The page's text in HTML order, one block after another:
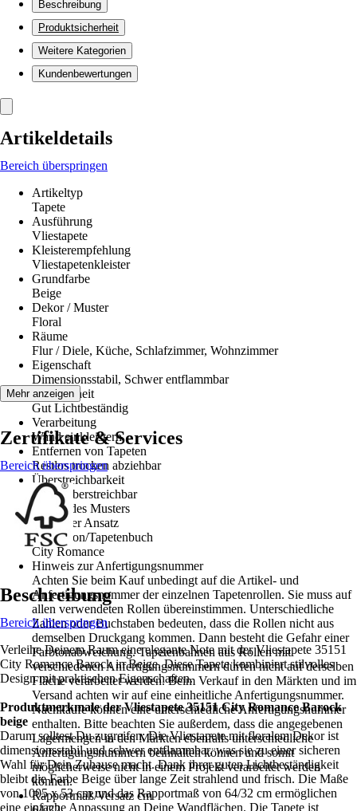
Beschreibung
Produktsicherheit
Weitere Kategorien
Kundenbewertungen
Artikeldetails
Bereich überspringen
Artikeltyp
Tapete
Ausführung
Vliestapete
Kleisterempfehlung
Vliestapetenkleister
Grundfarbe
Beige
Dekor / Muster
Floral
Räume
Flur / Diele, Küche, Schlafzimmer, Wohnzimmer
Eigenschaft
Dimensionsstabil, Schwer entflammbar
Farbechtheit
Gut Lichtbeständig
Verarbeitung
Wand einkleistern
Entfernen von Tapeten
Restlos trocken abziehbar
Überstreichbarkeit
Nicht Überstreichbar
Ansatz des Musters
Versetzter Ansatz
Kollektion/Tapetenbuch
City Romance
Hinweis zur Anfertigungsnummer
Achten Sie beim Kauf unbedingt auf die Artikel- und
Anfertigungsnummer der einzelnen Tapetenrollen. Sie muss auf
allen verwendeten Rollen übereinstimmen. Unterschiedliche
Zahlen oder Buchstaben bedeuten, dass die Rollen nicht aus
demselben Druckgang kommen. Dann besteht die Gefahr einer
Farbtonabweichung. Tapetenbahnen aus Rollen mit
verschiedenen Anfertigungsnummern dürfen nicht auf derselben
Fläche verarbeitet werden. Beim Verkauf in den Märkten und im
Versand achten wir auf eine einheitliche Anfertigungsnummer.
Nachkäufe können eine unterschiedliche Anfertigungsnummer
enthalten. Bitte beachten Sie außerdem, dass die angegebenen
Lagermengen in den Märkten ebenfalls unterschiedliche
Anfertigungsnummern beinhalten können und somit
möglicherweise nicht in einem Projekt verarbeitet werden
können.
Rapportmaß/Versatz cm
Mehr anzeigen
Zertifikate & Services
Bereich überspringen
Beschreibung
Bereich überspringen
Verleihe Deinem Raum eine elegante Note mit der Vliestapete 35151
City Romance Barock in Beige. Diese Tapete kombiniert stilvolles
Design mit praktischen Eigenschaften.
Produktmerkmale der Vliestapete 35151 City Romance Barock
beige
Darum solltest Du zugreifen: Die Vliestapete mit floralem Dekor ist
dimensionsstabil und schwer entflammbar, was sie zu einer sicheren
Wahl für Dein Zuhause macht. Dank ihrer guten Lichtbeständigkeit
bleibt die Farbe Beige über lange Zeit strahlend und frisch. Die Maße
von 1005 x 53 cm und das Rapportmaß von 64/32 cm ermöglichen
eine einfache Anpassung an Deine Wandflächen. Die Tapete ist